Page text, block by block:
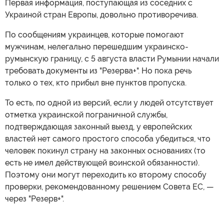
Первая информация, поступающая из соседних с
Украиной стран Европы, довольно противоречива.
По сообщениям украинцев, которые помогают
мужчинам, нелегально перешедшим украинско-
румынскую границу, с 5 августа власти Румынии начали
требовать документы из "Резерва+". Но пока речь
только о тех, кто прибыл вне пунктов пропуска.
То есть, по одной из версий, если у людей отсутствует
отметка украинской пограничной службы,
подтверждающая законный выезд, у европейских
властей нет самого простого способа убедиться, что
человек покинул страну на законных основаниях (то
есть не имел действующей воинской обязанности).
Поэтому они могут переходить ко второму способу
проверки, рекомендованному решением Совета ЕС, —
через "Резерв+".